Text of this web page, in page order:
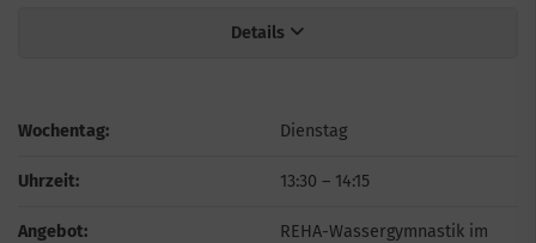
Details
Wochentag: Dienstag
Uhrzeit: 13:30 – 14:15
Angebot:
REHA-Wassergymnastik im